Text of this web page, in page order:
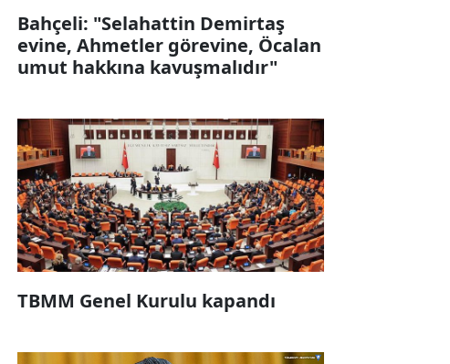
Bahçeli: "Selahattin Demirtaş
evine, Ahmetler görevine, Öcalan
umut hakkına kavuşmalıdır"
TBMM Genel Kurulu kapandı